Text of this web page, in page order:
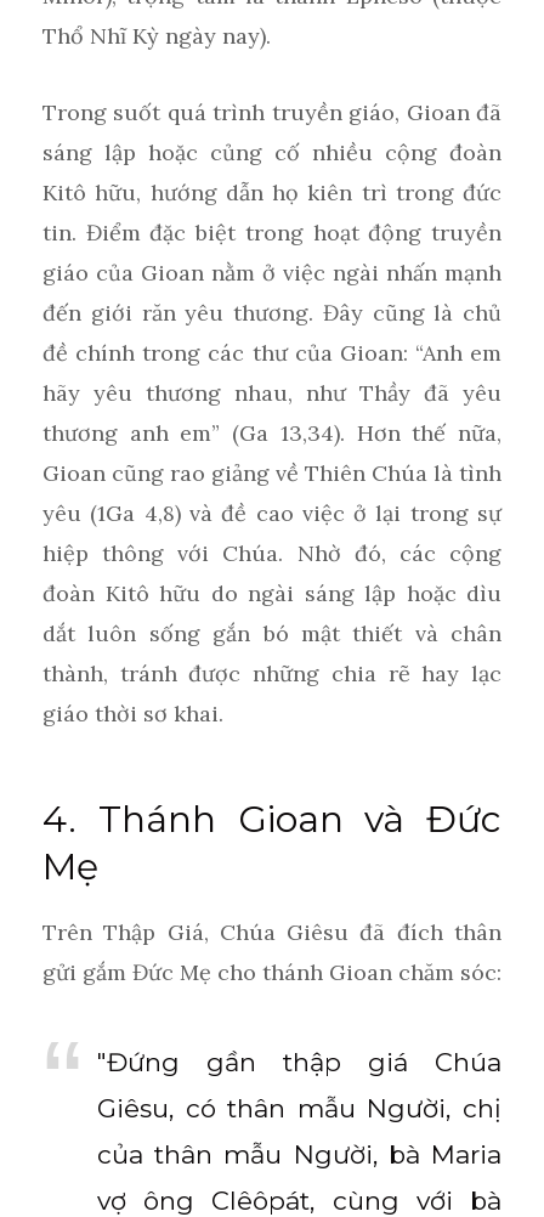
Thổ Nhĩ Kỳ ngày nay).
Trong suốt quá trình truyền giáo, Gioan đã
sáng lập hoặc củng cố nhiều cộng đoàn
Kitô hữu, hướng dẫn họ kiên trì trong đức
tin. Điểm đặc biệt trong hoạt động truyền
giáo của Gioan nằm ở việc ngài nhấn mạnh
đến giới răn yêu thương. Đây cũng là chủ
đề chính trong các thư của Gioan: “Anh em
hãy yêu thương nhau, như Thầy đã yêu
thương anh em” (Ga 13,34). Hơn thế nữa,
Gioan cũng rao giảng về Thiên Chúa là tình
yêu (1Ga 4,8) và đề cao việc ở lại trong sự
hiệp thông với Chúa. Nhờ đó, các cộng
đoàn Kitô hữu do ngài sáng lập hoặc dìu
dắt luôn sống gắn bó mật thiết và chân
thành, tránh được những chia rẽ hay lạc
giáo thời sơ khai.
4. Thánh Gioan và Đức
Mẹ
Trên Thập Giá, Chúa Giêsu đã đích thân
gửi gắm Đức Mẹ cho thánh Gioan chăm sóc:
"Đứng gần thập giá Chúa
Giêsu, có thân mẫu Người, chị
của thân mẫu Người, bà Maria
vợ ông Clêôpát, cùng với bà